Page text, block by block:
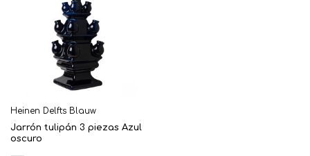
Heinen Delfts Blauw
Jarrón tulipán 3 piezas Azul
oscuro